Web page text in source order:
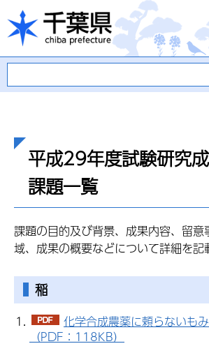
千葉県
平成29年度試験研究
課題一覧
課題の目的及び背景、成果内容、留
域、成果の概要などについて詳細を記
稲
化学合成農薬に頼らないも
（PDF：118KB）